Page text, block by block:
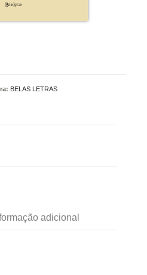
BELAS LETRAS
adicional